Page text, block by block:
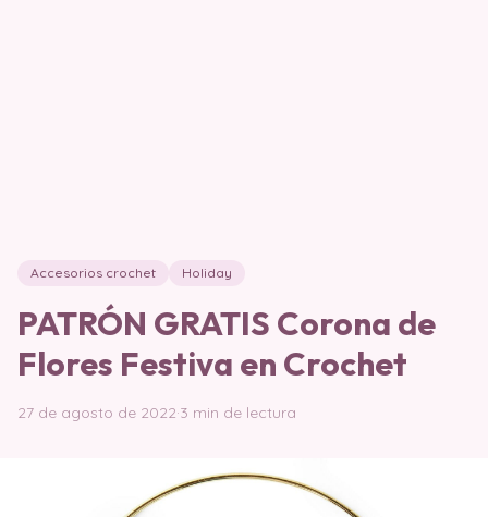
Accesorios crochet Holiday
PATRÓN GRATIS Corona de
Flores Festiva en Crochet
27 de agosto de 2022·3 min de lectura